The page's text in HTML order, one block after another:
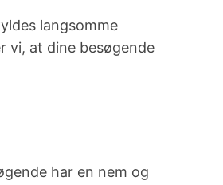
langsomme
vi, at dine besøgende
har en nem og